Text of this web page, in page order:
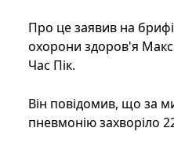
Про це заявив на
охорони здоров'я
Час Пік.
Він повідомив, що за
пневмонію захворіло